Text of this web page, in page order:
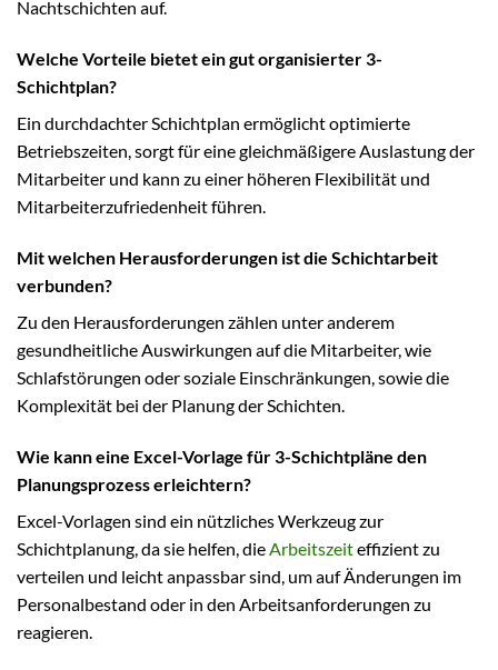
Nachtschichten auf.
Welche Vorteile bietet ein gut organisierter 3-
Schichtplan?
Ein durchdachter Schichtplan ermöglicht optimierte
Betriebszeiten, sorgt für eine gleichmäßigere Auslastung der
Mitarbeiter und kann zu einer höheren Flexibilität und
Mitarbeiterzufriedenheit führen.
Mit welchen Herausforderungen ist die Schichtarbeit
verbunden?
Zu den Herausforderungen zählen unter anderem
gesundheitliche Auswirkungen auf die Mitarbeiter, wie
Schlafstörungen oder soziale Einschränkungen, sowie die
Komplexität bei der Planung der Schichten.
Wie kann eine Excel-Vorlage für 3-Schichtpläne den
Planungsprozess erleichtern?
Excel-Vorlagen sind ein nützliches Werkzeug zur
Schichtplanung, da sie helfen, die Arbeitszeiteffizient zu
verteilen und leicht anpassbar sind, um auf Änderungen im
Personalbestand oder in den Arbeitsanforderungen zu
reagieren.